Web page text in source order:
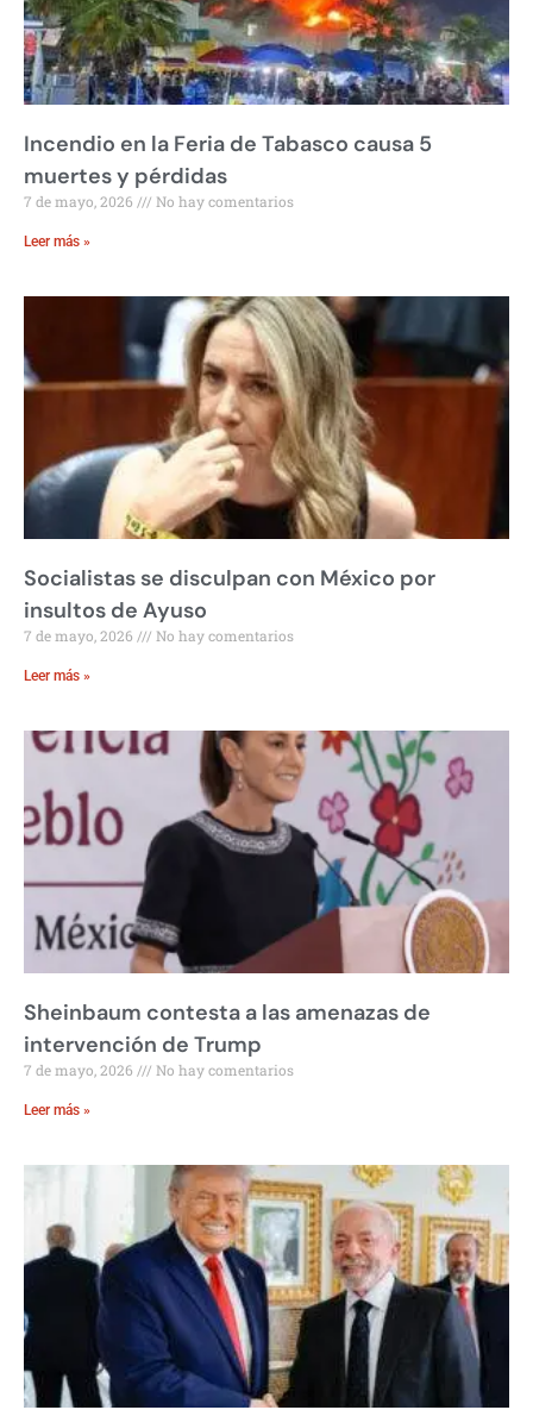
Incendio en la Feria de Tabasco causa 5
muertes y pérdidas
7 de mayo, 2026 No hay comentarios
Leer más »
Socialistas se disculpan con México por
insultos de Ayuso
7 de mayo, 2026 No hay comentarios
Leer más »
Sheinbaum contesta a las amenazas de
intervención de Trump
7 de mayo, 2026 No hay comentarios
Leer más »